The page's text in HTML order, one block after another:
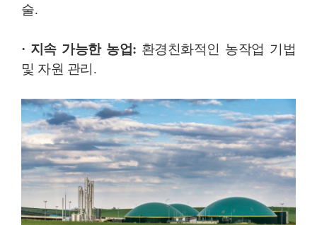
술.
· 지속 가능한 농업: 환경친화적인 농작업 기법
및 자원 관리.